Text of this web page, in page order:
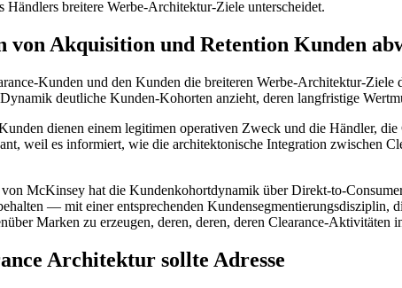
breitere Werbe-Architektur-Ziele unterscheidet.
von Akquisition und Retention Kunden
Kunden und den Kunden die breiteren Werbe-Architektur-
deutliche Kunden-Kohorten anzieht, deren langfristige
dienen einem legitimen operativen Zweck und die Händler,
weil es informiert, wie die architektonische Integration zwischen
McKinsey hat die Kundenkohortdynamik über Direkt-to-
— mit einer entsprechenden
Marken zu erzeugen, deren, deren, deren Clearance-Aktivitäten
Architektur sollte Adresse